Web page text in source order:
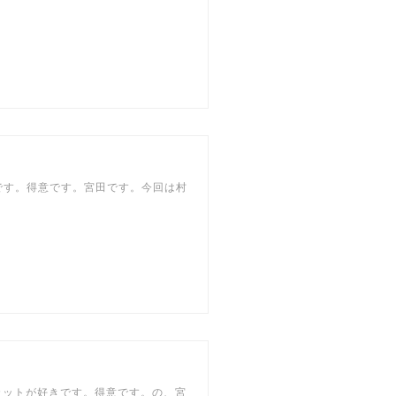
。得意です。宮田です。今回は村
トが好きです。得意です。の、宮